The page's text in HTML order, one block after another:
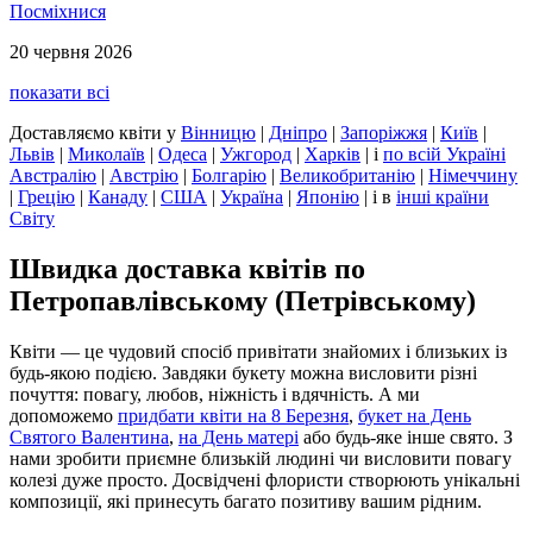
Посміхнися
20 червня 2026
показати всі
Доставляємо квіти у Вінницю | Дніпро | Запоріжжя | Київ |
Львів | Миколаїв | Одеса | Ужгород | Харків | і по всій Україні
Австралію | Австрію | Болгарію | Великобританію | Німеччину
| Грецію | Канаду | США | Україна | Японію | і в інші країни
Світу
Швидка доставка квітів по
Петропавлівському (Петрівському)
Квіти — це чудовий спосіб привітати знайомих і близьких із
будь-якою подією. Завдяки букету можна висловити різні
почуття: повагу, любов, ніжність і вдячність. А ми
допоможемо придбати квіти на 8 Березня, букет на День
Святого Валентина, на День матері або будь-яке інше свято. З
нами зробити приємне близькій людині чи висловити повагу
колезі дуже просто. Досвідчені флористи створюють унікальні
композиції, які принесуть багато позитиву вашим рідним.